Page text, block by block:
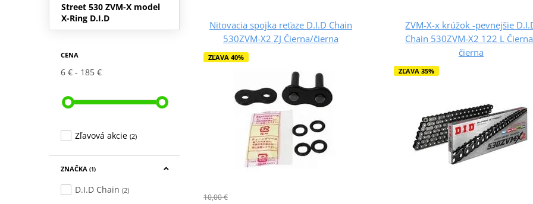
Street 530 ZVM-X model
X-Ring D.I.D
CENA
6 € 185 €
Zľavová akcie (2)
ZNAČKA (1)
D.I.D Chain (2)
Nitovacia spojka reťaze D.I.D Chain
530ZVM-X2 ZJ Čierna/čierna
ZĽAVA 40%
10,00 €
ZVM-X-x krúžok -pevnejšie
Chain 530ZVM-X2 122 L
čierna
ZĽAVA 35%